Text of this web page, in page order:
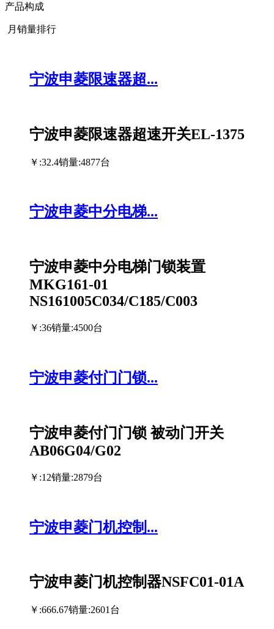
产品构成
月销量排行
宁波申菱限速器超...
宁波申菱限速器超速开关EL-1375
￥:32.4销量:4877台
宁波申菱中分电梯...
宁波申菱中分电梯门锁装置
MKG161-01
NS161005C034/C185/C003
￥:36销量:4500台
宁波申菱付门门锁...
宁波申菱付门门锁 被动门开关
AB06G04/G02
￥:12销量:2879台
宁波申菱门机控制...
宁波申菱门机控制器NSFC01-01A
￥:666.67销量:2601台